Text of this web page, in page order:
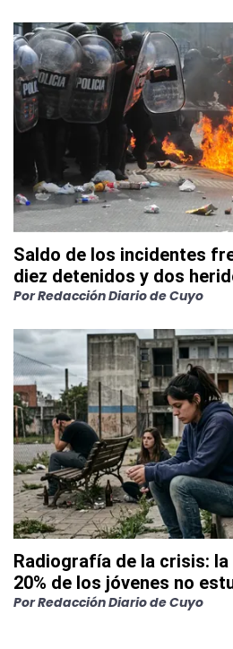
Saldo de los incidentes
diez detenidos y dos
PorRedacción Diario de Cuyo
Radiografía de la crisis: la
20% de los jóvenes no
PorRedacción Diario de Cuyo